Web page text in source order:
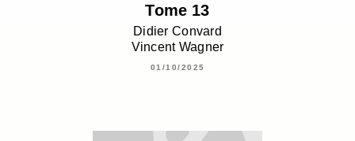
Tome 13
Didier Convard
Vincent Wagner
01/10/2025